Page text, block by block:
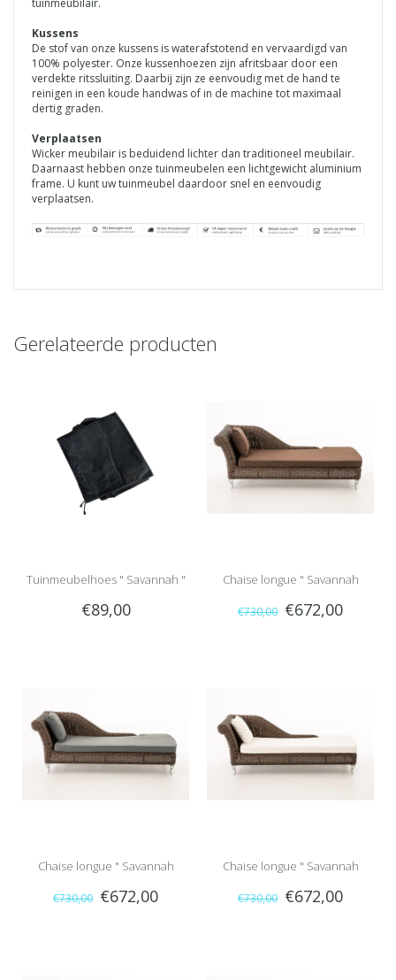
tuinmeubilair.
Kussens
De stof van onze kussens is waterafstotend en vervaardigd van
100% polyester. Onze kussenhoezen zijn afritsbaar door een
verdekte ritssluiting. Daarbij zijn ze eenvoudig met de hand te
reinigen in een koude handwas of in de machine tot maximaal
dertig graden.
Verplaatsen
Wicker meubilair is beduidend lichter dan traditioneel meubilair.
Daarnaast hebben onze tuinmeubelen een lichtgewicht aluminium
frame. U kunt uw tuinmeubel daardoor snel en eenvoudig
verplaatsen.
Gerelateerde producten
Tuinmeubelhoes " Savannah "
€89,00
Chaise longue " Savannah
Bruin-Bruin "
€730,00 €672,00
Chaise longue " Savannah
Bruin-Grijs "
€730,00 €672,00
Chaise longue " Savannah
Bruin-Crème "
€730,00 €672,00